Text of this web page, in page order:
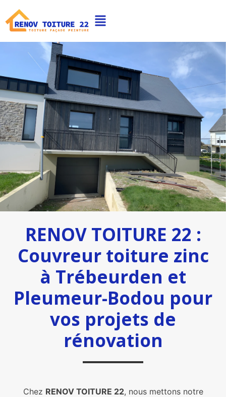
RENOV TOITURE 22 :
Couvreur toiture zinc
à Trébeurden et
Pleumeur-Bodou pour
vos projets de
rénovation
Chez RENOV TOITURE 22, nous mettons notre